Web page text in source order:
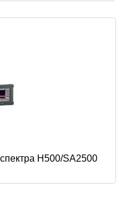
H500/SA2500